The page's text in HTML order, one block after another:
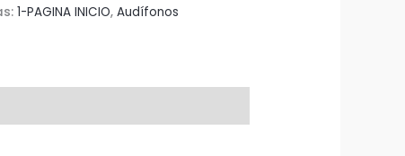
1-PAGINA INICIO, Audífonos